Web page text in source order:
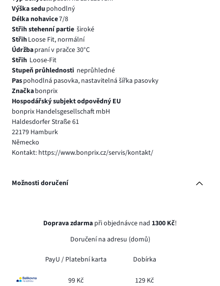
Výška sedu pohodlný
Délka nohavice7/8
Střih stehenní partie široké
StřihLoose Fit, normální
Údržbapraní v pračce 30°C
Střih Loose-Fit
Stupeň průhlednosti neprůhledné
Paspohodlná pasovka, nastavitelná šířka pasovky
Značkabonprix
Hospodářský subjekt odpovědný EU
bonprix Handelsgesellschaft mbH
Haldesdorfer Straße 61
22179 Hamburk
Německo
Kontakt: https://www.bonprix.cz/servis/kontakt/
Možnosti doručení
Doprava zdarma při objednávce nad 1300 Kč!
Doručení na adresu (domů)
PayU / Platební karta Dobírka
99 Kč 129 Kč